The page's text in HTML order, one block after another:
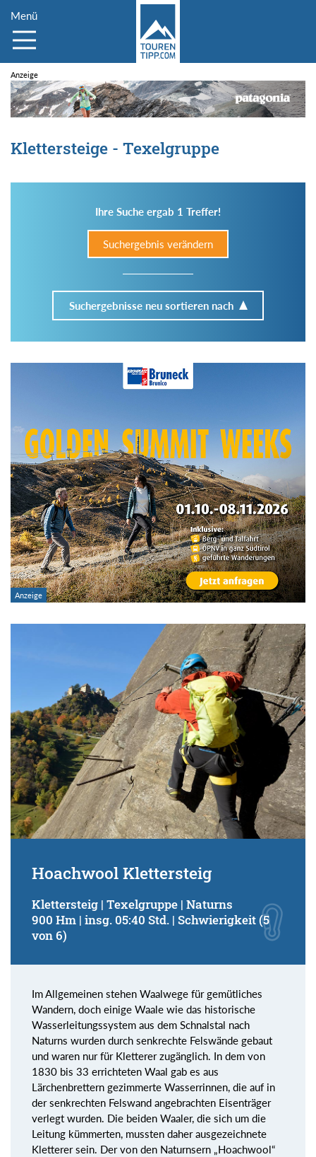
Menü
Klettersteige - Texelgruppe
Ihre Suche ergab 1 Treffer!
Suchergebnis verändern
Suchergebnisse neu sortieren nach
Im Tourenarchiv suchen
Region:
Gebirge:
Art der Tour:
bis
Kondition (Tourdauer):
von
bis
Suchbegriff:
Hoachwool Klettersteig
Klettersteig | Texelgruppe | Naturns
900 Hm | insg. 05:40 Std. | Schwierigkeit (5
von 6)
Im Allgemeinen stehen Waalwege für gemütliches
Wandern, doch einige Waale wie das historische
Wasserleitungssystem aus dem Schnalstal nach
Naturns wurden durch senkrechte Felswände gebaut
und waren nur für Kletterer zugänglich. In dem von
1830 bis 33 errichteten Waal gab es aus
Lärchenbrettern gezimmerte Wasserrinnen, die auf in
der senkrechten Felswand angebrachten Eisenträger
verlegt wurden. Die beiden Waaler, die sich um die
Leitung kümmerten, mussten daher ausgezeichnete
Kletterer sein. Der von den Naturnsern „Hoachwool“